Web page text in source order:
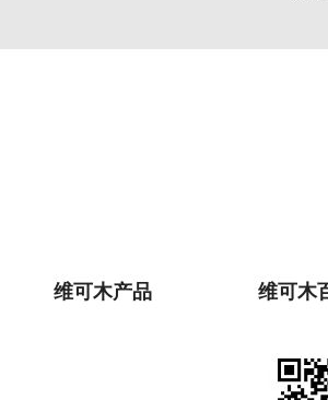
维可木产品 维可木